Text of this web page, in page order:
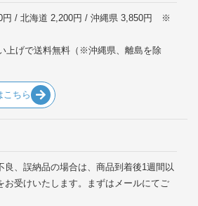
円 / 北海道 2,200円 / 沖縄県 3,850円 ※
上げで送料無料（※沖縄県、離島を除
こちら
良、誤納品の場合は、商品到着後1週間以
お受けいたします。まずはメールにてご